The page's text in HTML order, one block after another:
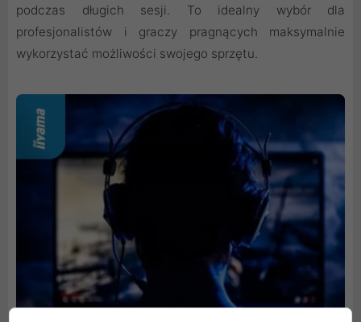
podczas długich sesji. To idealny wybór dla
profesjonalistów i graczy pragnących maksymalnie
wykorzystać możliwości swojego sprzętu.